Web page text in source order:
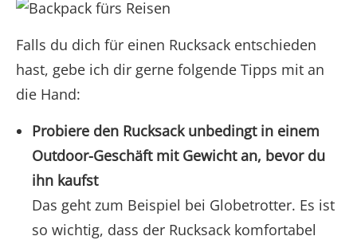
Falls du dich für einen Rucksack entschieden
hast, gebe ich dir gerne folgende Tipps mit an
die Hand:
Probiere den Rucksack unbedingt in einem
Outdoor-Geschäft mit Gewicht an, bevor du
ihn kaufst
Das geht zum Beispiel bei Globetrotter. Es ist
so wichtig, dass der Rucksack komfortabel